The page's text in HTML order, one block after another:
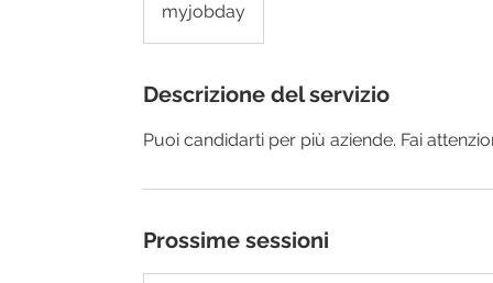
myjobday
Descrizione del servizio
Puoi candidarti per più aziende. Fai
Prossime sessioni